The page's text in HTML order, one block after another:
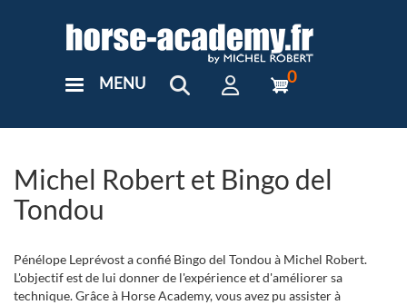
User
MENU 0
Michel Robert et Bingo del
Tondou
Pénélope Leprévost a confié Bingo del Tondou à Michel Robert.
L'objectif est de lui donner de l'expérience et d'améliorer sa
technique. Grâce à Horse Academy, vous avez pu assister à